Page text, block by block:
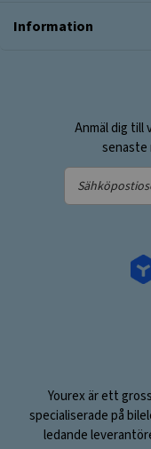
Information
Anmäl dig till
senaste
Yourex är ett
specialiserade på
ledande